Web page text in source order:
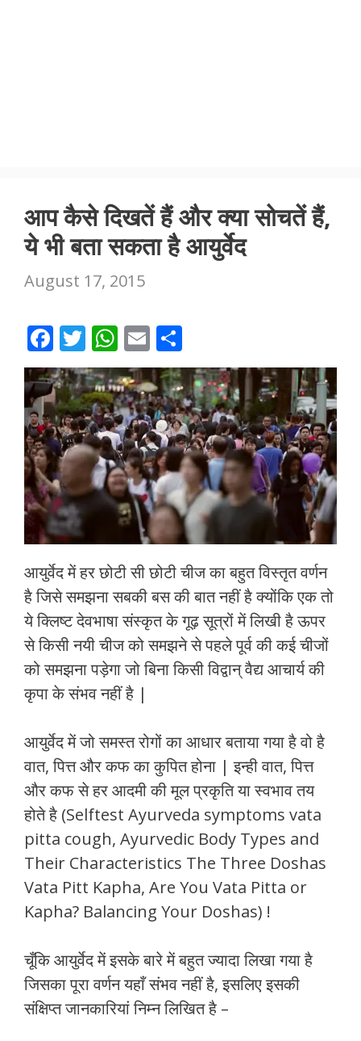
आप कैसे दिखतें हैं और क्या सोचतें हैं,
ये भी बता सकता है आयुर्वेद
August 17, 2015
F
ac
e
b
o
o
k
T
w
itt
er
W
h
at
s
A
p
p
E
m
ai
l
h
ar
e
आयुर्वेद में हर छोटी सी छोटी चीज का बहुत विस्तृत वर्णन
है जिसे समझना सबकी बस की बात नहीं है क्योंकि एक तो
ये क्लिष्ट देवभाषा संस्कृत के गूढ़ सूत्रों में लिखी है ऊपर
से किसी नयी चीज को समझने से पहले पूर्व की कई चीजों
को समझना पड़ेगा जो बिना किसी विद्वान् वैद्य आचार्य की
कृपा के संभव नहीं है |
आयुर्वेद में जो समस्त रोगों का आधार बताया गया है वो है
वात, पित्त और कफ का कुपित होना | इन्ही वात, पित्त
और कफ से हर आदमी की मूल प्रकृति या स्वभाव तय
होते है (Selftest Ayurveda symptoms vata
pitta cough, Ayurvedic Body Types and
Their Characteristics The Three Doshas
Vata Pitt Kapha, Are You Vata Pitta or
Kapha? Balancing Your Doshas) !
चूँकि आयुर्वेद में इसके बारे में बहुत ज्यादा लिखा गया है
जिसका पूरा वर्णन यहाँ संभव नहीं है, इसलिए इसकी
संक्षिप्त जानकारियां निम्न लिखित है –